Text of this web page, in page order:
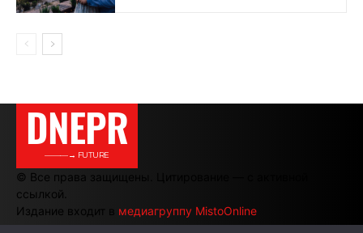
DNEPR
———→ FUTURE
© Все права защищены. Цитирование — с активной
ссылкой.
Издание входит в медиагруппу MistoOnline